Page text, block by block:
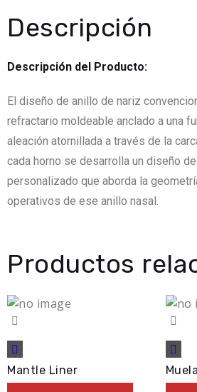
Descripción
Descripción del Producto:
El diseño de anillo de nariz
refractario moldeable anclado a una
aleación atornillada a través de la
cada horno se desarrolla un diseño
personalizado que aborda la
operativos de ese anillo nasal.
Productos
Mantle Liner